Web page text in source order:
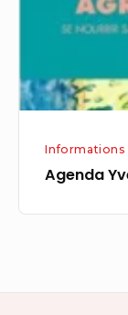
Informations
Agenda